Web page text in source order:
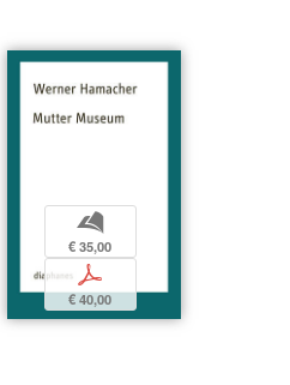
b
€ 35,00
p
€ 40,00